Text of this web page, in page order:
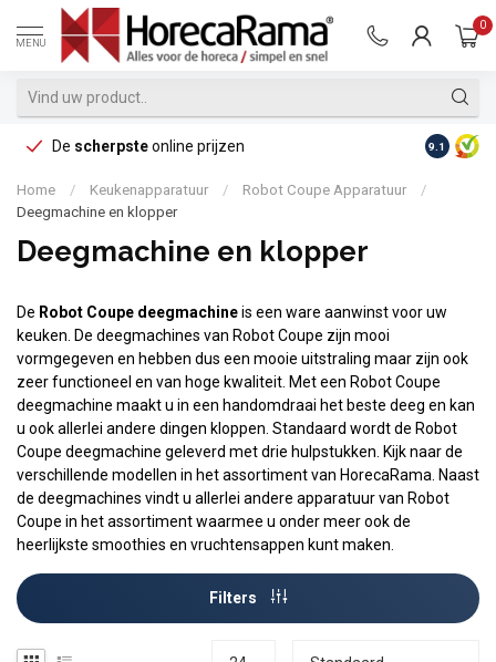
MENU
0
De scherpsteonline prijzen Op
9.1
Home / Keukenapparatuur / Robot Coupe Apparatuur
/
Deegmachine en klopper
Deegmachine en klopper
De Robot Coupe deegmachineis een ware aanwinst voor uw
keuken. De deegmachines van Robot Coupe zijn mooi
vormgegeven en hebben dus een mooie uitstraling maar zijn ook
zeer functioneel en van hoge kwaliteit. Met een Robot Coupe
deegmachine maakt u in een handomdraai het beste deeg en kan
u ook allerlei andere dingen kloppen. Standaard wordt de Robot
Coupe deegmachine geleverd met drie hulpstukken. Kijk naar de
verschillende modellen in het assortiment van HorecaRama. Naast
de deegmachines vindt u allerlei andere apparatuur van Robot
Coupe in het assortiment waarmee u onder meer ook de
heerlijkste smoothies en vruchtensappen kunt maken.
Filters